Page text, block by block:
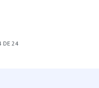
DE 24